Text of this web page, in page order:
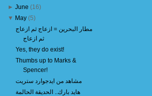
►June (16)
▼ May (5)
مطار البحرين = ازعاج ثم ازعاج
ثم ازعاج
Yes, they do exist!
Thumbs up to Marks &
Spencer!
مشاهد من ايدجوارد ستريت
هايد بارك.. الحديقة الحالمة